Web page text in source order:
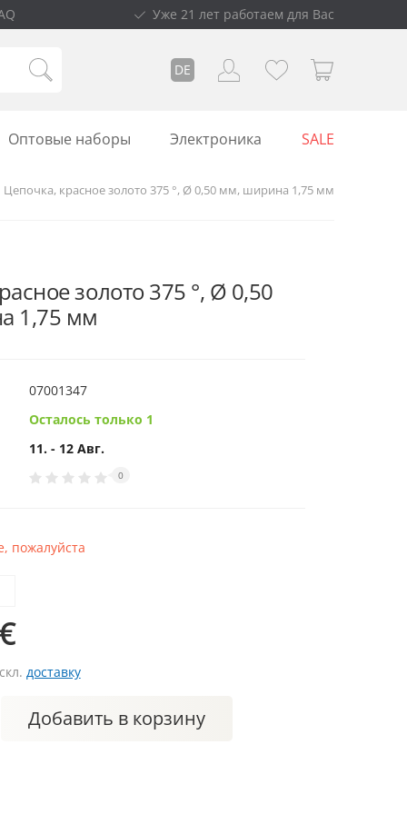
Уже 21 лет работаем для Вас
DE
Оптовые наборы Электроника SALE
Цепочка, красное золото 375 °, Ø 0,50 мм, ширина 1,75 мм
золото 375 °, Ø 0,50
1,75 мм
07001347
Осталось только 1
11. - 12 Авг.
0
пожалуйста
доставку
Добавить в корзину